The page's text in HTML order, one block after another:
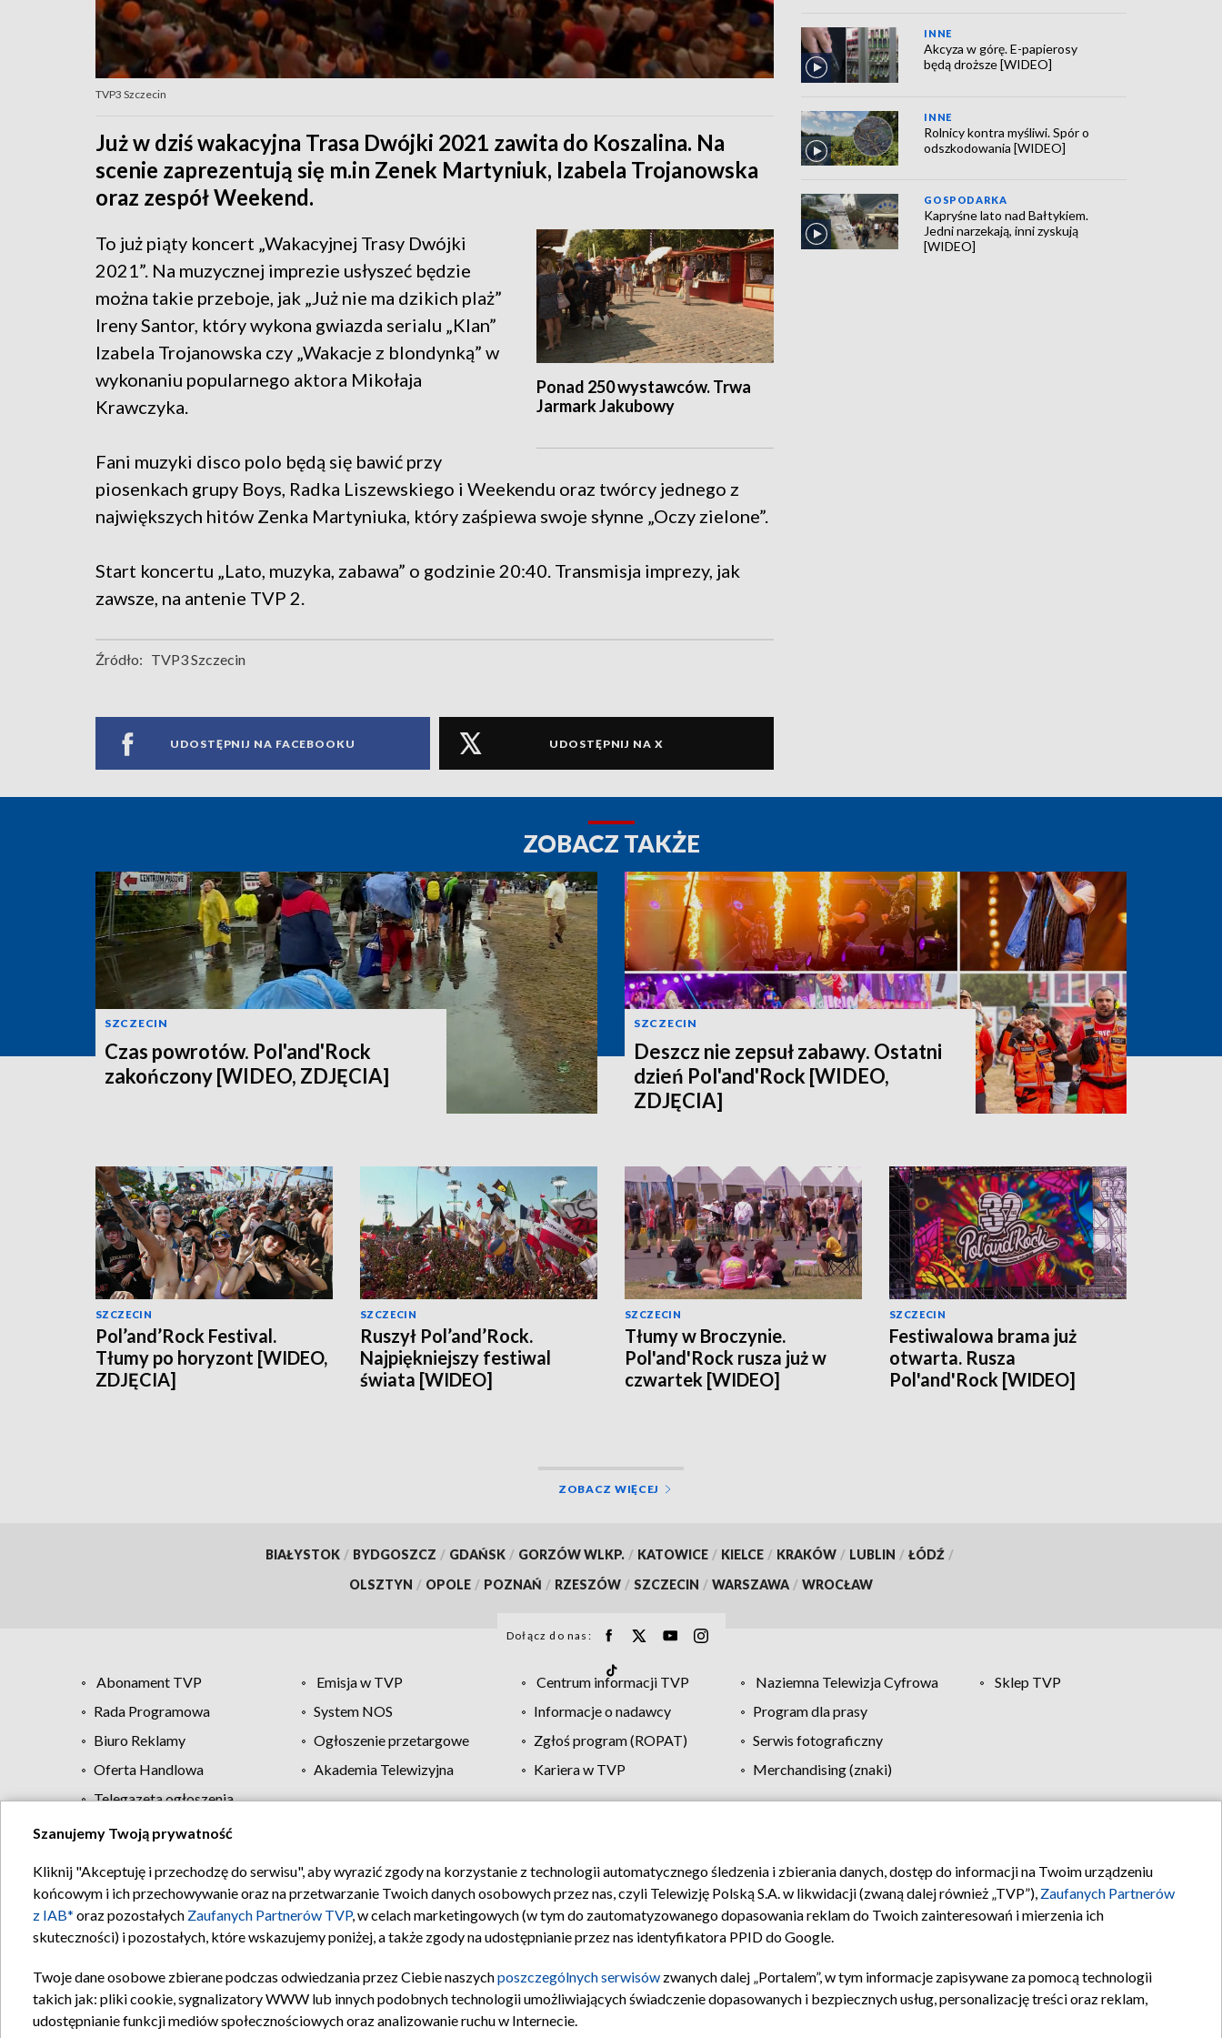
TVP3 Szczecin
Już w dziś wakacyjna Trasa Dwójki 2021 zawita do Koszalina. Na
scenie zaprezentują się m.in Zenek Martyniuk, Izabela Trojanowska
oraz zespół Weekend.
Ponad 250 wystawców. Trwa
Jarmark Jakubowy
To już piąty koncert „Wakacyjnej Trasy Dwójki
2021”. Na muzycznej imprezie usłyszeć będzie
można takie przeboje, jak „Już nie ma dzikich plaż”
Ireny Santor, który wykona gwiazda serialu „Klan”
Izabela Trojanowska czy „Wakacje z blondynką” w
wykonaniu popularnego aktora Mikołaja
Krawczyka.
Fani muzyki disco polo będą się bawić przy
piosenkach grupy Boys, Radka Liszewskiego i Weekendu oraz twórcy jednego z
największych hitów Zenka Martyniuka, który zaśpiewa swoje słynne „Oczy zielone”.
Start koncertu „Lato, muzyka, zabawa” o godzinie 20:40. Transmisja imprezy, jak
zawsze, na antenie TVP 2.
Źródło: TVP3 Szczecin
UDOSTĘPNIJ NA FACEBOOKU UDOSTĘPNIJ NA X
INNE
Akcyza w górę. E-papierosy
będą droższe [WIDEO]
INNE
Rolnicy kontra myśliwi. Spór o
odszkodowania [WIDEO]
GOSPODARKA
Kapryśne lato nad Bałtykiem.
Jedni narzekają, inni zyskują
[WIDEO]
ZOBACZ TAKŻE
SZCZECIN
Czas powrotów. Pol'and'Rock
zakończony [WIDEO, ZDJĘCIA]
SZCZECIN
Deszcz nie zepsuł zabawy. Ostatni
dzień Pol'and'Rock [WIDEO,
ZDJĘCIA]
SZCZECIN
Pol’and’Rock Festival.
Tłumy po horyzont [WIDEO,
ZDJĘCIA]
SZCZECIN
Ruszył Pol’and’Rock.
Najpiękniejszy festiwal
świata [WIDEO]
SZCZECIN
Tłumy w Broczynie.
Pol'and'Rock rusza już w
czwartek [WIDEO]
SZCZECIN
Festiwalowa brama już
otwarta. Rusza
Pol'and'Rock [WIDEO]
ZOBACZ WIĘCEJ
BIAŁYSTOK / BYDGOSZCZ / GDAŃSK / GORZÓW WLKP. / KATOWICE / KIELCE / KRAKÓW / LUBLIN / ŁÓDŹ /
OLSZTYN / OPOLE / POZNAŃ / RZESZÓW / SZCZECIN / WARSZAWA / WROCŁAW
Dołącz do nas:
Abonament TVP Emisja w TVP Centrum informacji TVP Naziemna Telewizja Cyfrowa
Sklep TVP
Rada Programowa
System NOS Informacje o nadawcy
Program dla prasy
Biuro Reklamy
Ogłoszenie przetargowe Zgłoś program (ROPAT)
Serwis fotograficzny
Oferta Handlowa
Akademia Telewizyjna Kariera w TVP
Merchandising (znaki)
Telegazeta ogłoszenia
Regulamin TVP Polityka prywatności Moje zgody Pomoc Biuro reklamy Kontakt
Szanujemy Twoją prywatność
Kliknij "Akceptuję i przechodzę do serwisu", aby wyrazić zgody na korzystanie z technologii automatycznego śledzenia i zbierania danych, dostęp do informacji na Twoim urządzeniu
końcowym i ich przechowywanie oraz na przetwarzanie Twoich danych osobowych przez nas, czyli Telewizję Polską S.A. w likwidacji (zwaną dalej również „TVP”), Zaufanych Partnerów
z IAB* oraz pozostałych Zaufanych Partnerów TVP, w celach marketingowych (w tym do zautomatyzowanego dopasowania reklam do Twoich zainteresowań i mierzenia ich
skuteczności) i pozostałych, które wskazujemy poniżej, a także zgody na udostępnianie przez nas identyfikatora PPID do Google.
Twoje dane osobowe zbierane podczas odwiedzania przez Ciebie naszychposzczególnych serwisów zwanych dalej „Portalem”, w tym informacje zapisywane za pomocą technologii
takich jak: pliki cookie, sygnalizatory WWW lub innych podobnych technologii umożliwiających świadczenie dopasowanych i bezpiecznych usług, personalizację treści oraz reklam,
udostępnianie funkcji mediów społecznościowych oraz analizowanie ruchu w Internecie.